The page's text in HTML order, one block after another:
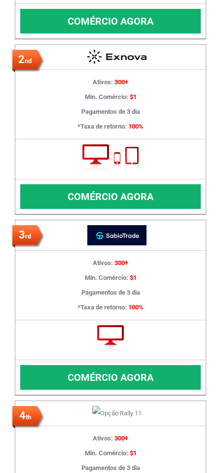
COMÉRCIO AGORA
2nd
Ativos: 300+
Min. Comércio: $1
Pagamentos de 3 dia
*Taxa de retorno: 100%
COMÉRCIO AGORA
3rd
Ativos: 300+
Min. Comércio: $1
Pagamentos de 3 dia
*Taxa de retorno: 100%
COMÉRCIO AGORA
4th
Ativos: 300+
Min. Comércio: $1
Pagamentos de 3 dia